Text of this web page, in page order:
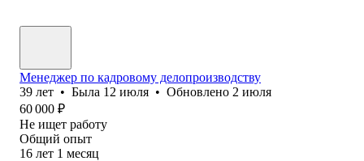
Менеджер по кадровому делопроизводству
39 лет • Была 12 июля • Обновлено 2 июля
60 000 ₽
Не ищет работу
Общий опыт
16 лет 1 месяц